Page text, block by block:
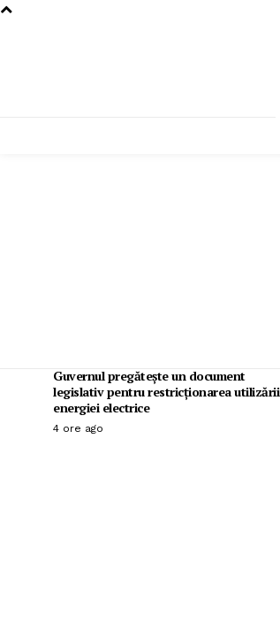
Guvernul pregătește un document
legislativ pentru restricționarea utilizării
energiei electrice
4 ore ago